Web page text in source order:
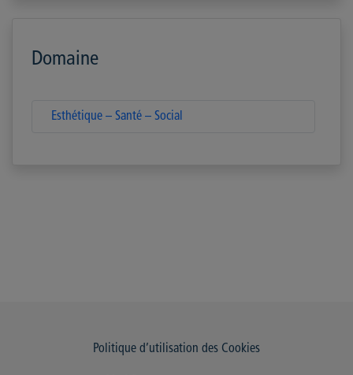
Domaine
Esthétique – Santé – Social
Politique d’utilisation des Cookies